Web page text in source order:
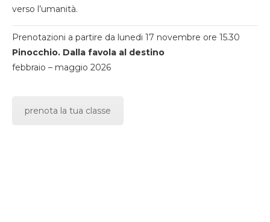
verso l’umanità.
Prenotazioni a partire da lunedi 17 novembre ore 15.30
Pinocchio. Dalla favola al destino
febbraio – maggio 2026
prenota la tua classe